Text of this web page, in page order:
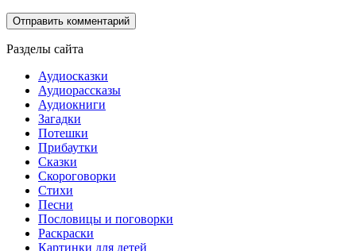
Разделы сайта
Аудиосказки
Аудиорассказы
Аудиокниги
Загадки
Потешки
Прибаутки
Сказки
Скороговорки
Стихи
Песни
Пословицы и поговорки
Раскраски
Картинки для детей